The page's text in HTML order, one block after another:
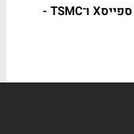
קת׳י ווד מגדילה את ההימור על ספייסX ו־TSMC -